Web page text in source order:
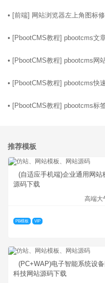
• [前端] 网站浏览器左上角图标
• [PbootCMS教程] pbootcms文
• [PbootCMS教程] pbootcms网
• [PbootCMS教程] pbootcms快速仿站视频
• [PbootCMS教程] pbootcms标签生成器
推荐模板
(自适应手机端)企业通用网
源码下载
高端大
PB模板 VIP
(PC+WAP)电子智能系统设
科技网站源码下载